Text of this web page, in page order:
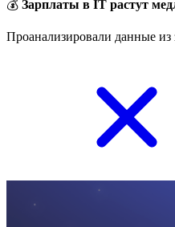
💰 Зарплаты в IT растут
Проанализировали данные из